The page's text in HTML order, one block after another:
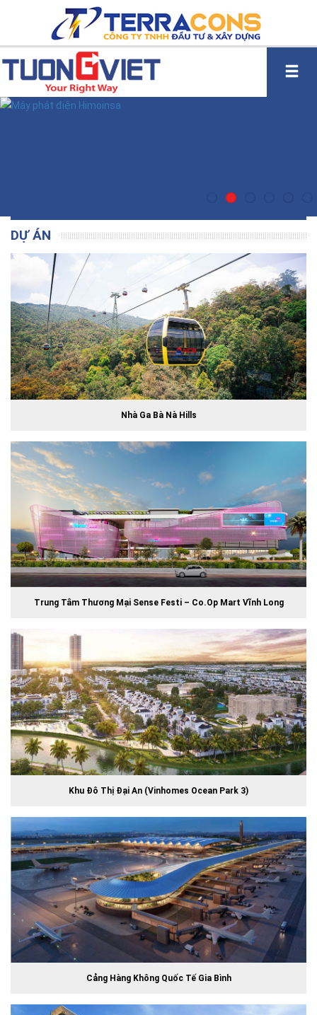
DỰ ÁN
Nhà Ga Bà Nà Hills
Trung Tâm Thương Mại Sense Festi – Co.op Mart Vĩnh Long
Khu Đô Thị Đại An (Vinhomes Ocean Park 3)
Cảng Hàng Không Quốc Tế Gia Bình